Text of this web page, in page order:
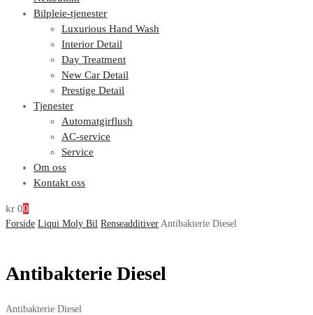
Bilpleie-tjenester
Luxurious Hand Wash
Interior Detail
Day Treatment
New Car Detail
Prestige Detail
Tjenester
Automatgirflush
AC-service
Service
Om oss
Kontakt oss
kr 00
Forside Liqui Moly Bil Renseadditiver Antibakterie Diesel
Antibakterie Diesel
Antibakterie Diesel